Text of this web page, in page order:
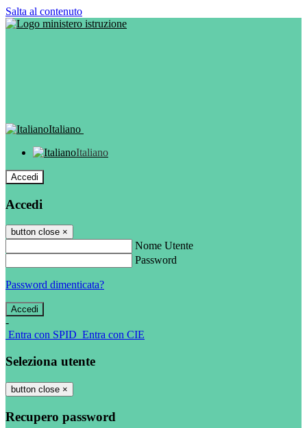
Salta al contenuto
Italiano
Italiano
Accedi
Accedi
button close ×
Nome Utente
Password
Password dimenticata?
-
Entra con SPID Entra con CIE
Seleziona utente
button close ×
Recupero password